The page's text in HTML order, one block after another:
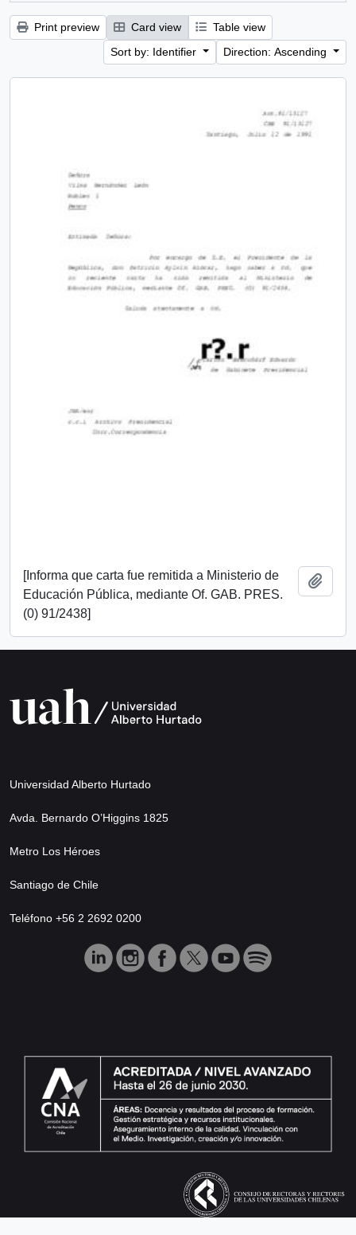
Print preview Card view
Table view
Sort by: Identifier
Direction: Ascending
[Informa que carta fue remitida a Ministerio de
Educación Pública, mediante Of. GAB. PRES.
(0) 91/2438]
Universidad Alberto Hurtado
Avda. Bernardo O’Higgins 1825
Metro Los Héroes
Santiago de Chile
Teléfono +56 2 2692 0200